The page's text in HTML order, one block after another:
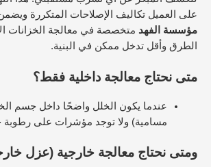
على العميل تكاليف الإصلاحات المتكررة
مؤسسة الفهد متخصصة في معالجة الخزانات
الطرق وأقل تدخل ممكن في البنية.
متى نحتاج معالجة داخلية فقط؟
عندما يكون الخلل واضحًا داخل جسم
مسامية) ولا توجد مؤشرات على رطوبة
ومتى نحتاج معالجة خارجية (عزل